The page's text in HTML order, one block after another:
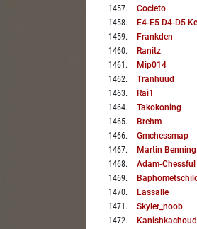
1457. Cocieto
1458. E4-E5 D4-D5
1459. Frankden
1460. Ranitz
1461 . Mip014
1462. Tranhuud
1463. Rai1
1464. Takokoning
1465. Brehm
1466. Gmchessmap
1467. Martin Benning
1468. Adam-Chessful
1469. Baphometschild
1470. Lassalle
1471 . Skyler_noob
1472.